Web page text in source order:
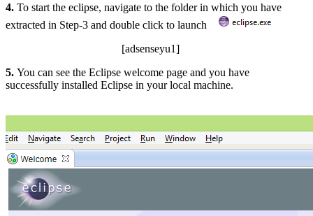
4. To start the eclipse, navigate to the folder in which you have
extracted in Step-3 and double click to launch
[adsenseyu1]
5. You can see the Eclipse welcome page and you have
successfully installed Eclipse in your local machine.